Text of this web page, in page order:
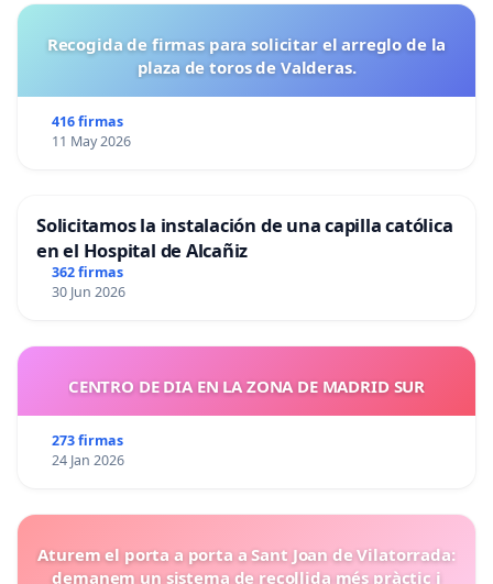
Recogida de firmas para solicitar el arreglo de la
plaza de toros de Valderas.
416 firmas
11 May 2026
Solicitamos la instalación de una capilla católica
en el Hospital de Alcañiz
362 firmas
30 Jun 2026
CENTRO DE DIA EN LA ZONA DE MADRID SUR
273 firmas
24 Jan 2026
Aturem el porta a porta a Sant Joan de Vilatorrada:
demanem un sistema de recollida més pràctic i